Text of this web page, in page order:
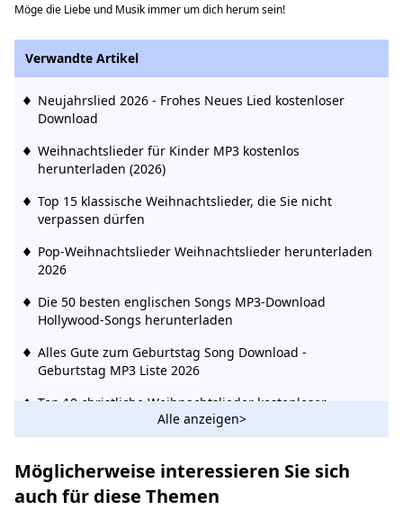
Möge die Liebe und Musik immer um dich herum sein!
Verwandte Artikel
Neujahrslied 2026 - Frohes Neues Lied kostenloser
Download
Weihnachtslieder für Kinder MP3 kostenlos
herunterladen (2026)
Top 15 klassische Weihnachtslieder, die Sie nicht
verpassen dürfen
Pop-Weihnachtslieder Weihnachtslieder herunterladen
2026
Die 50 besten englischen Songs MP3-Download
Hollywood-Songs herunterladen
Alles Gute zum Geburtstag Song Download -
Geburtstag MP3 Liste 2026
Top 10 christliche Weihnachtslieder kostenloser
Musik kostenlos herunterladen
Alle anzeigen>
Möglicherweise interessieren Sie sich
auch für diese Themen